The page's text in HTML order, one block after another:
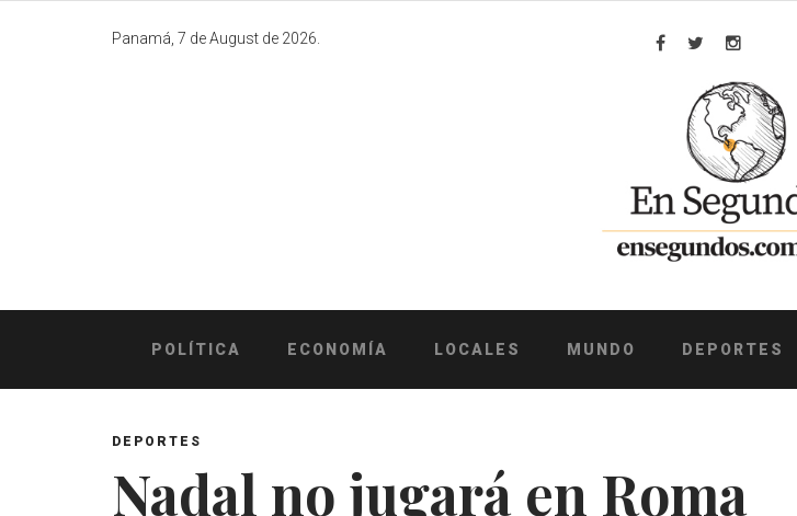
Panamá, 7 de August de 2026.
Facebook
Twitter
POLÍTICA ECONOMÍA LOCALES MUNDO DEPORTES
DEPORTES
Nadal no jugará en Roma